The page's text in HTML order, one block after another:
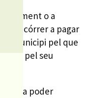
o a
de córrer a pagar
municipi pel que
pel seu
poder